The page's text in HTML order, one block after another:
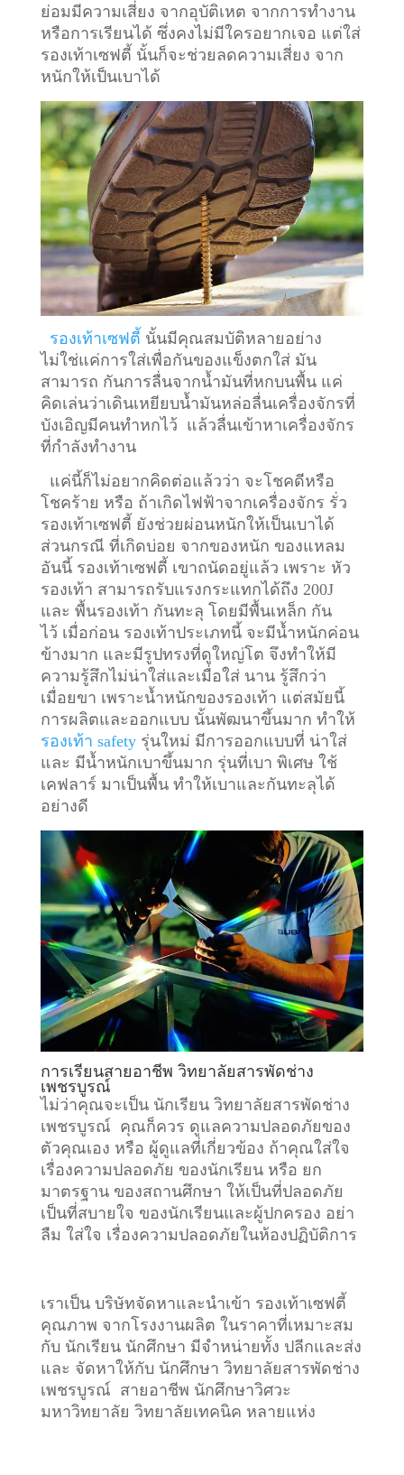
ย่อมมีความเสี่ยง จากอุบัติเหต จากการทำงาน
หรือการเรียนได้ ซึ่งคงไม่มีใครอยากเจอ แต่ใส่
รองเท้าเซฟตี้ นั้นก็จะช่วยลดความเสี่ยง จาก
หนักให้เป็นเบาได้
รองเท้าเซฟตี้ นั้นมีคุณสมบัติหลายอย่าง
ไม่ใช่แค่การใส่เพื่อกันของแข็งตกใส่ มัน
สามารถ กันการลื่นจากน้ำมันที่หกบนพื้น แค่
คิดเล่นว่าเดินเหยียบน้ำมันหล่อลื่นเครื่องจักรที่
บังเอิญมีคนทำหกไว้ แล้วลื่นเข้าหาเครื่องจักร
ที่กำลังทำงาน
แค่นี้ก็ไม่อยากคิดต่อแล้วว่า จะโชคดีหรือ
โชคร้าย หรือ ถ้าเกิดไฟฟ้าจากเครื่องจักร รั่ว
รองเท้าเซฟตี้ ยังช่วยผ่อนหนักให้เป็นเบาได้
ส่วนกรณี ที่เกิดบ่อย จากของหนัก ของแหลม
อันนี้ รองเท้าเซฟตี้ เขาถนัดอยู่แล้ว เพราะ หัว
รองเท้า สามารถรับแรงกระแทกได้ถึง 200J
และ พื้นรองเท้า กันทะลุ โดยมีพื้นเหล็ก กัน
ไว้ เมื่อก่อน รองเท้าประเภทนี้ จะมีน้ำหนักค่อน
ข้างมาก และมีรูปทรงที่ดูใหญ่โต จึงทำให้มี
ความรู้สึกไม่น่าใส่และเมื่อใส่ นาน รู้สึกว่า
เมื่อยขา เพราะน้ำหนักของรองเท้า แต่สมัยนี้
การผลิตและออกแบบ นั้นพัฒนาขึ้นมาก ทำให้
รองเท้า safetyรุ่นใหม่ มีการออกแบบที่ น่าใส่
และ มีน้ำหนักเบาขึ้นมาก รุ่นที่เบา พิเศษ ใช้
เคฟลาร์ มาเป็นพื้น ทำให้เบาและกันทะลุได้
อย่างดี
การเรียนสายอาชีพ วิทยาลัยสารพัดช่าง
เพชรบูรณ์
ไม่ว่าคุณจะเป็น นักเรียน วิทยาลัยสารพัดช่าง
เพชรบูรณ์ คุณก็ควร ดูแลความปลอดภัยของ
ตัวคุณเอง หรือ ผู้ดูแลที่เกี่ยวข้อง ถ้าคุณใส่ใจ
เรื่องความปลอดภัย ของนักเรียน หรือ ยก
มาตรฐาน ของสถานศึกษา ให้เป็นที่ปลอดภัย
เป็นที่สบายใจ ของนักเรียนและผู้ปกครอง อย่า
ลืม ใส่ใจ เรื่องความปลอดภัยในห้องปฏิบัติการ
เราเป็น บริษัทจัดหาและนำเข้า รองเท้าเซฟตี้
คุณภาพ จากโรงงานผลิต ในราคาที่เหมาะสม
กับ นักเรียน นักศึกษา มีจำหน่ายทั้ง ปลีกและส่ง
และ จัดหาให้กับ นักศึกษา วิทยาลัยสารพัดช่าง
เพชรบูรณ์ สายอาชีพ นักศึกษาวิศวะ
มหาวิทยาลัย วิทยาลัยเทคนิค หลายแห่ง